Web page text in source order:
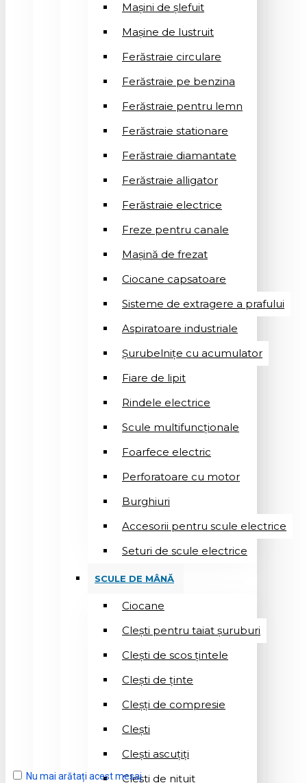
Mașini de șlefuit
Mașinе de lustruit
Ferăstraie circulare
Ferăstraie pe benzina
Ferăstraie pentru lemn
Ferăstraie stationare
Ferăstraie diamantate
Ferăstraie alligator
Ferăstraie electrice
Freze pentru canale
Mașină de frezat
Ciocane capsatoare
Sisteme de extragere a prafului
Aspiratoare industriale
Șurubelnițe cu acumulator
Fiare de lipit
Rindele electrice
Scule multifuncționale
Foarfece electric
Perforatoare cu motor
Burghiuri
Accesorii pentru scule electrice
Seturi de scule electrice
SCULE DE MÂNĂ
Ciocane
Cleşti pentru taiat șuruburi
Clești de scos țintele
Clești de ținte
Cleșți de compresie
Cleşti
Clești ascuțiți
Cleşti de nituit
Nu mai arătați acest mesaj